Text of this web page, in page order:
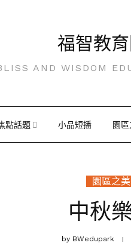
福智教
AND WISDOM
點話題 小品短播 園
園區之美
中秋
by BWedupark